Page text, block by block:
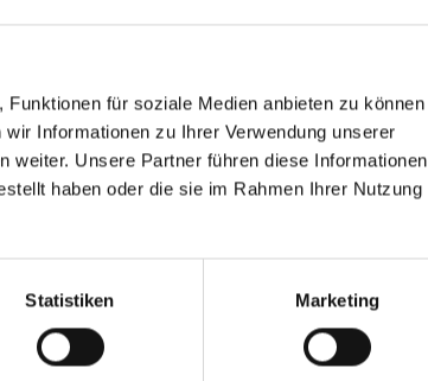
für soziale Medien anbieten zu können
Informationen zu Ihrer Verwendung unserer
weiter. Unsere Partner führen diese Informationen
haben oder die sie im Rahmen Ihrer Nutzung
Statistiken Marketing